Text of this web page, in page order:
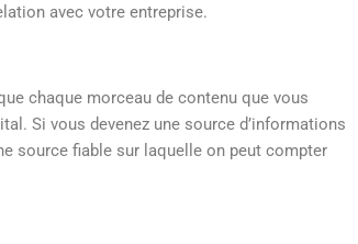
avec votre entreprise.
chaque morceau de contenu que vous
Si vous devenez une source d’informations
source fiable sur laquelle on peut compter